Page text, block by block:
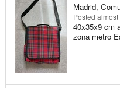
Madrid,
Posted almost
40x35x9 cm
zona metro